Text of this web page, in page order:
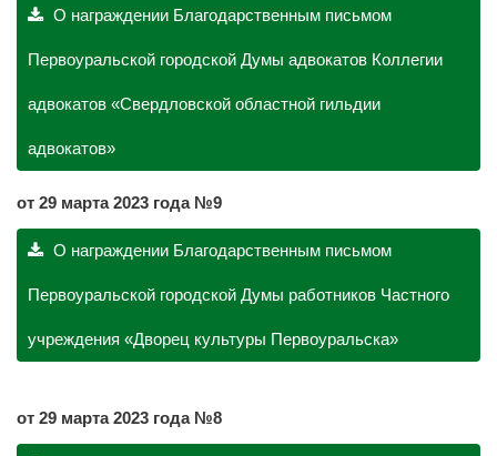
О награждении Благодарственным письмом
Первоуральской городской Думы адвокатов Коллегии
адвокатов «Свердловской областной гильдии
адвокатов»
от 29 марта 2023 года №9
О награждении Благодарственным письмом
Первоуральской городской Думы работников Частного
учреждения «Дворец культуры Первоуральска»
от 29 марта 2023 года №8